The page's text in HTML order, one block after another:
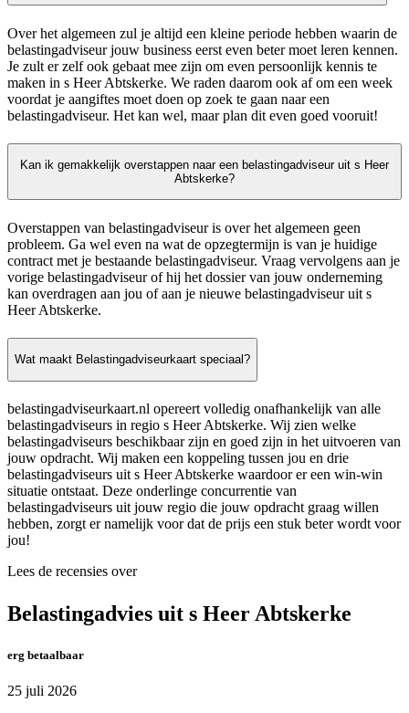
Over het algemeen zul je altijd een kleine periode hebben waarin de
belastingadviseur jouw business eerst even beter moet leren kennen.
Je zult er zelf ook gebaat mee zijn om even persoonlijk kennis te
maken in s Heer Abtskerke. We raden daarom ook af om een week
voordat je aangiftes moet doen op zoek te gaan naar een
belastingadviseur. Het kan wel, maar plan dit even goed vooruit!
Kan ik gemakkelijk overstappen naar een belastingadviseur uit s Heer
Abtskerke?
Overstappen van belastingadviseur is over het algemeen geen
probleem. Ga wel even na wat de opzegtermijn is van je huidige
contract met je bestaande belastingadviseur. Vraag vervolgens aan je
vorige belastingadviseur of hij het dossier van jouw onderneming
kan overdragen aan jou of aan je nieuwe belastingadviseur uit s
Heer Abtskerke.
Wat maakt Belastingadviseurkaart speciaal?
belastingadviseurkaart.nl opereert volledig onafhankelijk van alle
belastingadviseurs in regio s Heer Abtskerke. Wij zien welke
belastingadviseurs beschikbaar zijn en goed zijn in het uitvoeren van
jouw opdracht. Wij maken een koppeling tussen jou en drie
belastingadviseurs uit s Heer Abtskerke waardoor er een win-win
situatie ontstaat. Deze onderlinge concurrentie van
belastingadviseurs uit jouw regio die jouw opdracht graag willen
hebben, zorgt er namelijk voor dat de prijs een stuk beter wordt voor
jou!
Lees de recensies over
Belastingadvies uit s Heer Abtskerke
erg betaalbaar
25 juli 2026